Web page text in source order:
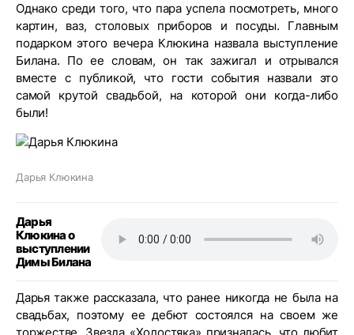
Однако среди того, что пара успела посмотреть, много
картин, ваз, столовых приборов и посуды. Главным
подарком этого вечера Клюкина назвала выступление
Билана. По ее словам, он так зажигал и отрывался
вместе с публикой, что гости события назвали это
самой крутой свадьбой, на которой они когда-либо
были!
Дарья Клюкина
Дарья
Клюкина о
выступлении
Димы Билана
Дарья также рассказала, что ранее никогда не была на
свадьбах, поэтому ее дебют состоялся на своем же